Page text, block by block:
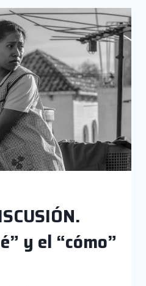
y el “cómo”